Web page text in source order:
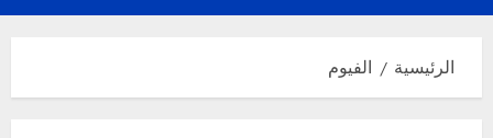
الرئيسية
الرئيسية الفيوم